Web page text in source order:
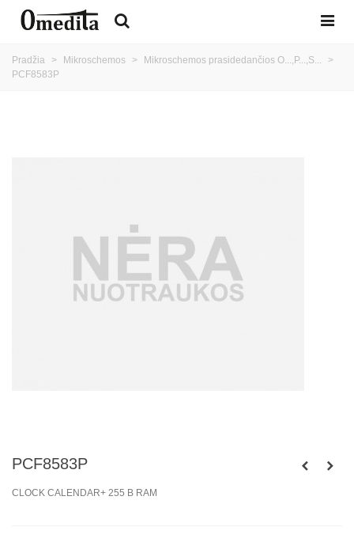
Pradžia > Mikroschemos > Mikroschemos prasidedančios O...,P...,S...
>
PCF8583P
PCF8583P
CLOCK CALENDAR+ 255 B RAM